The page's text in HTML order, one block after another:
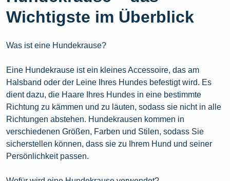
Wichtigste im Überblick
Was ist eine Hundekrause?
Eine Hundekrause ist ein kleines Accessoire, das am
Halsband oder der Leine Ihres Hundes befestigt wird. Es
dient dazu, die Haare Ihres Hundes in eine bestimmte
Richtung zu kämmen und zu läuten, sodass sie nicht in alle
Richtungen abstehen. Hundekrausen kommen in
verschiedenen Größen, Farben und Stilen, sodass Sie
sicherstellen können, dass sie zu Ihrem Hund und seiner
Persönlichkeit passen.